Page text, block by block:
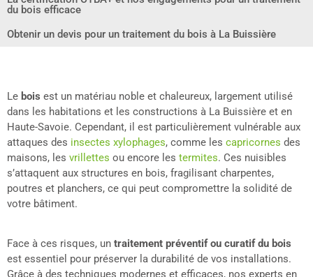
du bois efficace
Obtenir un devis pour un traitement du bois à La Buissière
Le bois est un matériau noble et chaleureux, largement utilisé
dans les habitations et les constructions à La Buissière et en
Haute-Savoie. Cependant, il est particulièrement vulnérable aux
attaques des insectes xylophages, comme les capricornes des
maisons, les vrillettes ou encore les termites. Ces nuisibles
s’attaquent aux structures en bois, fragilisant charpentes,
poutres et planchers, ce qui peut compromettre la solidité de
votre bâtiment.
Face à ces risques, un traitement préventif ou curatif du bois
est essentiel pour préserver la durabilité de vos installations.
Grâce à des techniques modernes et efficaces, nos experts en